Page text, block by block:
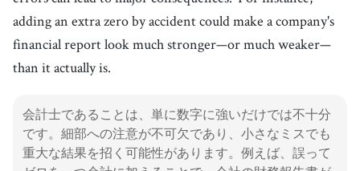
adding an extra zero by accident could make a company's
financial report look much stronger—or much weaker—
than it actually is.
会計士であることは、単に数字に強いだけでは不十分
です。細部への注意が不可欠であり、小さなミスでも
重大な結果を招く可能性があります。例えば、誤って